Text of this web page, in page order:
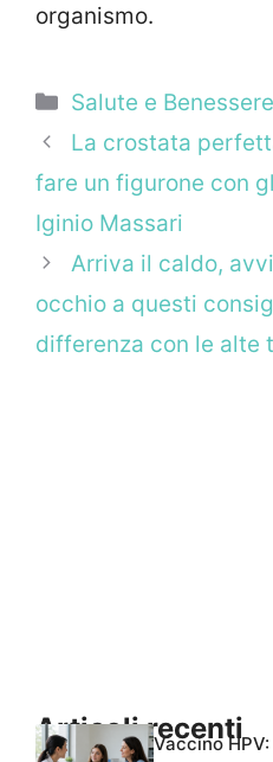
organismo.
Categorie
Salute e Benessere
La crostata
fare un figurone con
Iginio Massari
Arriva il caldo,
occhio a questi
differenza con le alte
Articoli recenti
Vaccino